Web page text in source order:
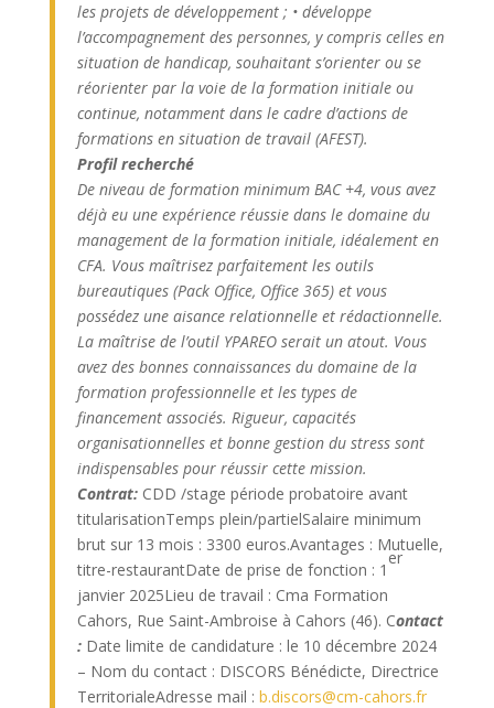
les projets de développement ; • développe
l’accompagnement des personnes, y compris celles en
situation de handicap, souhaitant s’orienter ou se
réorienter par la voie de la formation initiale ou
continue, notamment dans le cadre d’actions de
formations en situation de travail (AFEST).
Profil recherché
De niveau de formation minimum BAC +4, vous avez
déjà eu une expérience réussie dans le domaine du
management de la formation initiale, idéalement en
CFA. Vous maîtrisez parfaitement les outils
bureautiques (Pack Office, Office 365) et vous
possédez une aisance relationnelle et rédactionnelle.
La maîtrise de l’outil YPAREO serait un atout. Vous
avez des bonnes connaissances du domaine de la
formation professionnelle et les types de
financement associés. Rigueur, capacités
organisationnelles et bonne gestion du stress sont
indispensables pour réussir cette mission.
Contrat: CDD /stage période probatoire avant
titularisationTemps plein/partielSalaire minimum
brut sur 13 mois : 3300 euros.Avantages : Mutuelle,
titre-restaurantDate de prise de fonction : 1
er
janvier 2025Lieu de travail : Cma Formation
Cahors, Rue Saint-Ambroise à Cahors (46). Contact
: Date limite de candidature : le 10 décembre 2024
– Nom du contact : DISCORS Bénédicte, Directrice
TerritorialeAdresse mail : b.discors@cm-cahors.fr